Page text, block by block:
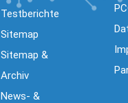
Testberichte
Sitemap
Sitemap &
Archiv
News- &